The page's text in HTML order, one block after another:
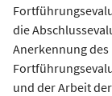
die
Anerkennung des
und der Arbeit